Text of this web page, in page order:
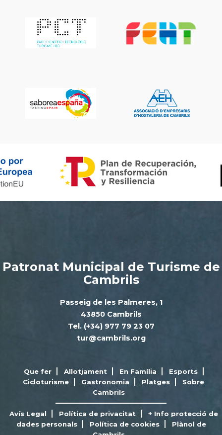
Patronat Municipal de Turisme de
Cambrils
Passeig de les Palmeres, 1
43850 Cambrils
Tel. (+34) 977 79 23 07
tur@cambrils.org
Que fer Allotjament En Família
Esports
Cicloturisme
Gastronomia Platges
Sobre
Cambrils
Avís Legal Política de privacitat
+ Info protecció de
dades personals
Política de cookies
Plànol de